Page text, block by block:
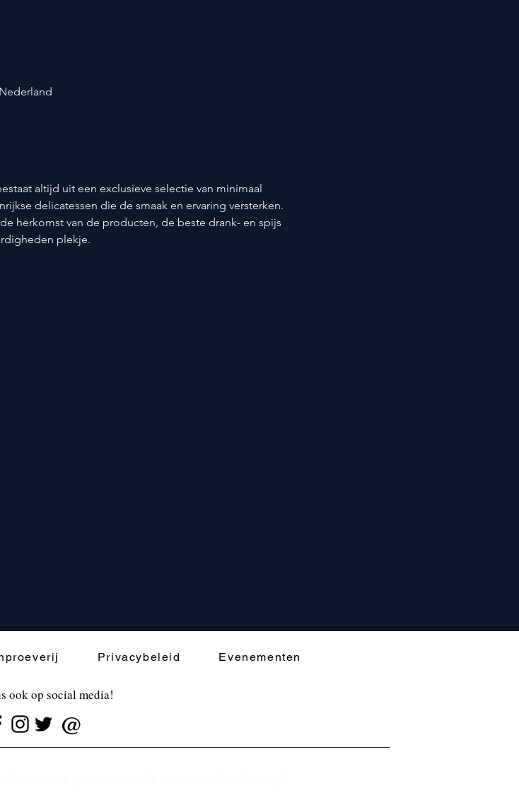
altijd uit een exclusieve selectie van minimaal
delicatessen die de smaak en ervaring versterken.
herkomst van de producten, de beste drank- en spijs
plekje.
Privacybeleid Evenementen
ook op social media!
@